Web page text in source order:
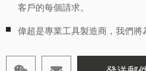
客戶的每個請求。
偉超是專業工具製造商，我們將